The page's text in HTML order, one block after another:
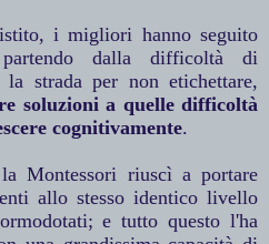
i migliori hanno seguito
dalla difficoltà di
strada per non etichettare,
soluzioni a quelle difficoltà
cognitivamente.
Montessori riuscì a portare
allo stesso identico livello
e tutto questo l'ha